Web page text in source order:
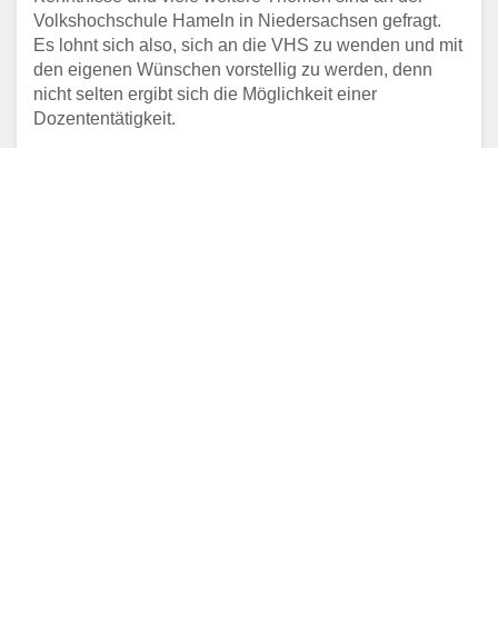
Volkshochschule Hameln in Niedersachsen gefragt.
Es lohnt sich also, sich an die VHS zu wenden und mit
den eigenen Wünschen vorstellig zu werden, denn
nicht selten ergibt sich die Möglichkeit einer
Dozententätigkeit.